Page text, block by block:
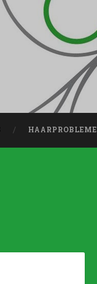
HAARPROBLEME